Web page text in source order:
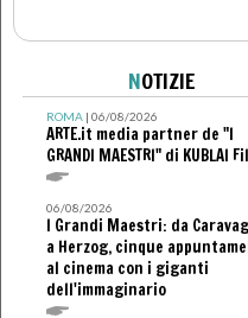
NOTIZIE
ROMA| 06/08/2026
ARTE.it media partner de "I
GRANDI MAESTRI" di KUBLAI
06/08/2026
I Grandi Maestri: da
a Herzog, cinque
al cinema con i giganti
dell'immaginario